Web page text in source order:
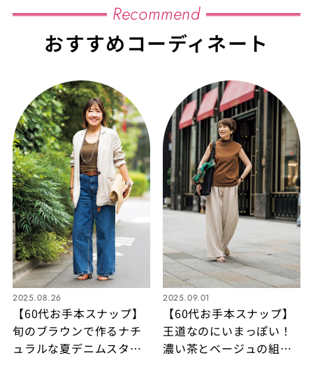
Recommend
おすすめコーディネート
2025.08.26
【60代お手本スナップ】
旬のブラウンで作るナチ
ュラルな夏デニムスタイ
2025.09.01
【60代お手本スナップ】
王道なのにいまっぽい！
濃い茶とベージュの組み